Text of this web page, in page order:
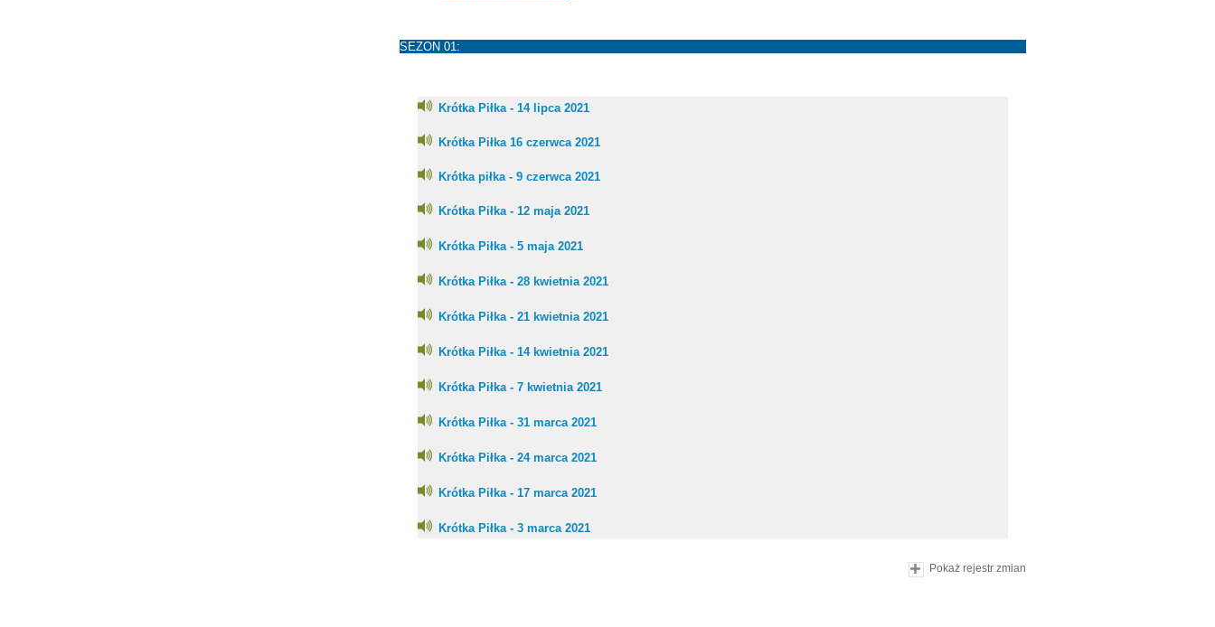
SEZON 01:
Krótka Piłka - 14 lipca 2021
Krótka Piłka 16 czerwca 2021
Krótka piłka - 9 czerwca 2021
Krótka Piłka - 12 maja 2021
Krótka Piłka - 5 maja 2021
Krótka Piłka - 28 kwietnia 2021
Krótka Piłka - 21 kwietnia 2021
Krótka Piłka - 14 kwietnia 2021
Krótka Piłka - 7 kwietnia 2021
Krótka Piłka - 31 marca 2021
Krótka Piłka - 24 marca 2021
Krótka Piłka - 17 marca 2021
Krótka Piłka - 3 marca 2021
Pokaż rejestr zmian